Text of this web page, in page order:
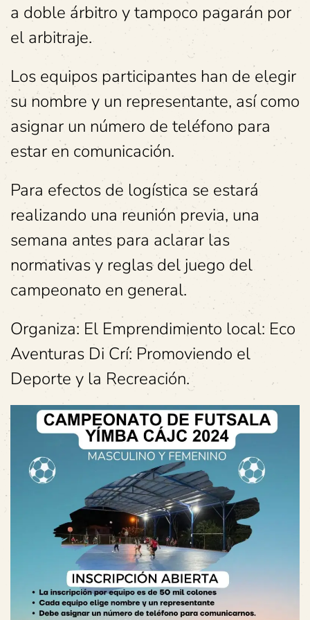
a doble árbitro y tampoco pagarán por
el arbitraje.
Los equipos participantes han de elegir
su nombre y un representante, así como
asignar un número de teléfono para
estar en comunicación.
Para efectos de logística se estará
realizando una reunión previa, una
semana antes para aclarar las
normativas y reglas del juego del
campeonato en general.
Organiza: El Emprendimiento local: Eco
Aventuras Di Crí: Promoviendo el
Deporte y la Recreación.